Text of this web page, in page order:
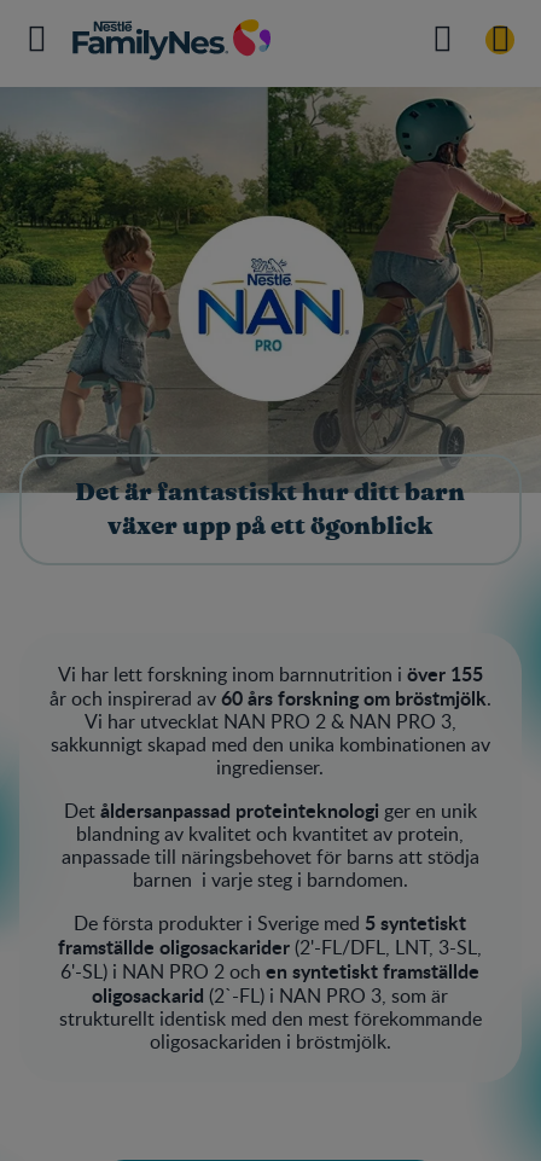
Det är fantastiskt hur ditt barn
växer upp på ett ögonblick
Vi har lett forskning inom barnnutrition i över 155
år och inspirerad av60 års forskning om bröstmjölk.
Vi har utvecklat NAN PRO 2 & NAN PRO 3,
sakkunnigt skapad med den unika kombinationen av
ingredienser.
Detåldersanpassad proteinteknologiger en unik
blandning av kvalitet och kvantitet av protein,
anpassade till näringsbehovet för barns att stödja
barnen i varje steg i barndomen.​
De första produkter i Sverige med 5 syntetiskt
framställde oligosackarider(2'-FL/DFL, LNT, 3-SL,
6'-SL) i NAN PRO 2 ochen syntetiskt framställde
oligosackarid(2`-FL) i NAN PRO 3, som är
strukturellt identisk med den mest förekommande
oligosackariden i bröstmjölk.